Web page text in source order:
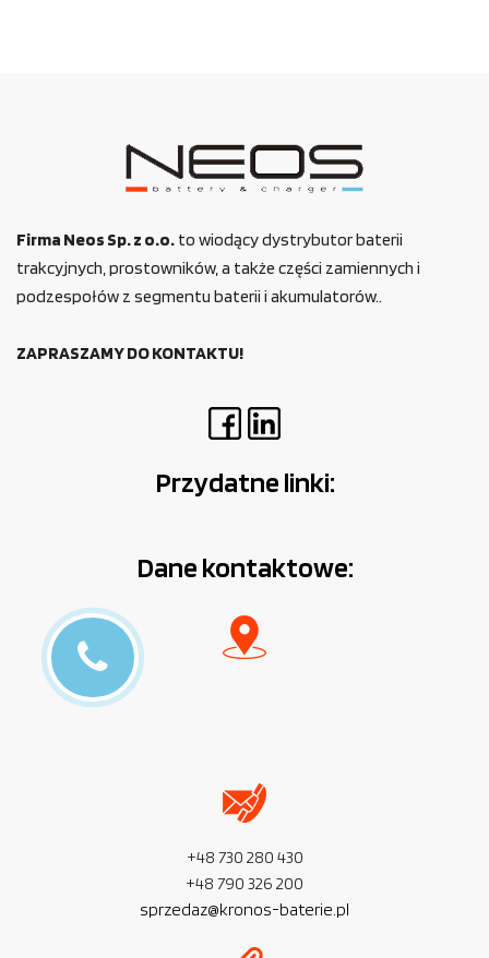
Firma Neos Sp. z o.o. to wiodący dystrybutor baterii
trakcyjnych, prostowników, a także części zamiennych i
podzespołów z segmentu baterii i akumulatorów..
ZAPRASZAMY DO KONTAKTU!
Przydatne linki:
Dane kontaktowe:
+48 730 280 430
+48 790 326 200
sprzedaz@kronos-baterie.pl